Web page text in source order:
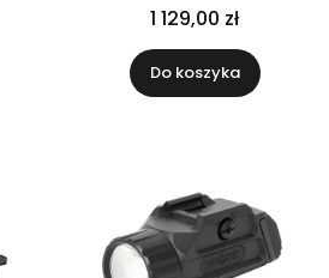
1 129,00 zł
Do koszyka